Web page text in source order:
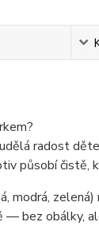
radost
působí čistě,
modrá, zelená)
— bez obálky,